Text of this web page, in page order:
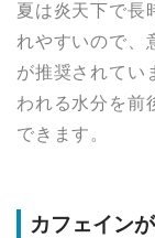
夏は炎天下で長
れやすいので、
が推奨されてい
われる水分を前
できます。
カフェイン